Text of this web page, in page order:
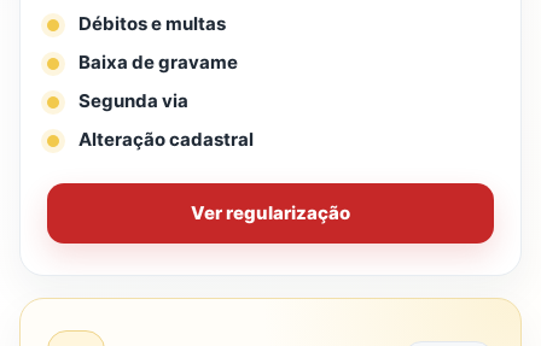
Débitos e multas
Baixa de gravame
Segunda via
Alteração cadastral
Ver regularização